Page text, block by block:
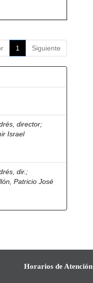
1 Siguiente
director;
Israel
dir. ;
Patricio José
Horarios de Atención